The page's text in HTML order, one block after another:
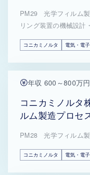
PM29 光学フィルム製
リング装置の機械設計
コニカミノルタ 電気・電子
年収 600～800万円
コニカミノル
ルム製造プロセ
PM28 光学フィルム
コニカミノルタ 電気・電子